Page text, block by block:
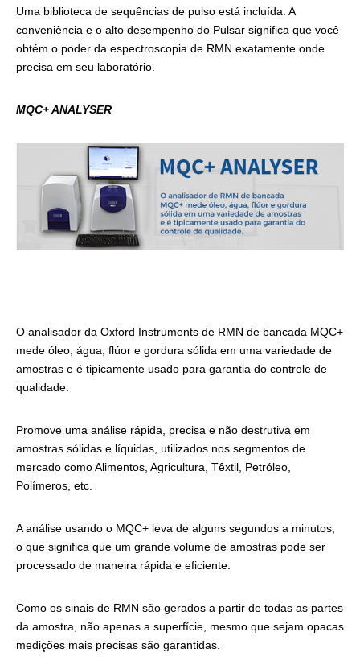
Uma biblioteca de sequências de pulso está incluída. A
conveniência e o alto desempenho do Pulsar significa que você
obtém o poder da espectroscopia de RMN exatamente onde
precisa em seu laboratório.
MQC+ ANALYSER
O analisador da Oxford Instruments de RMN de bancada MQC+
mede óleo, água, flúor e gordura sólida em uma variedade de
amostras e é tipicamente usado para garantia do controle de
qualidade.
Promove uma análise rápida, precisa e não destrutiva em
amostras sólidas e líquidas, utilizados nos segmentos de
mercado como Alimentos, Agricultura, Têxtil, Petróleo,
Polímeros, etc.
A análise usando o MQC+ leva de alguns segundos a minutos,
o que significa que um grande volume de amostras pode ser
processado de maneira rápida e eficiente.
Como os sinais de RMN são gerados a partir de todas as partes
da amostra, não apenas a superfície, mesmo que sejam opacas
medições mais precisas são garantidas.